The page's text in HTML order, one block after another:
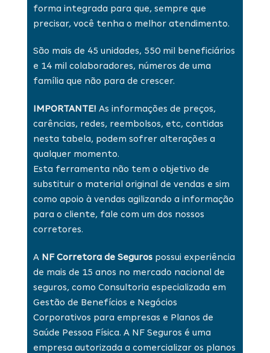
forma integrada para que, sempre que
precisar, você tenha o melhor atendimento.
São mais de 45 unidades, 550 mil beneficiários
e 14 mil colaboradores, números de uma
família que não para de crescer.
IMPORTANTE! As informações de preços,
carências, redes, reembolsos, etc, contidas
nesta tabela, podem sofrer alterações a
qualquer momento.
Esta ferramenta não tem o objetivo de
substituir o material original de vendas e sim
como apoio à vendas agilizando a informação
para o cliente, fale com um dos nossos
corretores.
A NF Corretora de Seguros possui experiência
de mais de 15 anos no mercado nacional de
seguros, como Consultoria especializada em
Gestão de Benefícios e Negócios
Corporativos para empresas e Planos de
Saúde Pessoa Física. A NF Seguros é uma
empresa autorizada a comercializar os planos